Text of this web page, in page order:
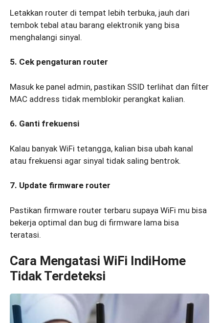
Letakkan router di tempat lebih terbuka, jauh dari
tembok tebal atau barang elektronik yang bisa
menghalangi sinyal.
5. Cek pengaturan router
Masuk ke panel admin, pastikan SSID terlihat dan filter
MAC address tidak memblokir perangkat kalian.
6. Ganti frekuensi
Kalau banyak WiFi tetangga, kalian bisa ubah kanal
atau frekuensi agar sinyal tidak saling bentrok.
7. Update firmware router
Pastikan firmware router terbaru supaya WiFi mu bisa
bekerja optimal dan bug di firmware lama bisa
teratasi.
Cara Mengatasi WiFi IndiHome
Tidak Terdeteksi